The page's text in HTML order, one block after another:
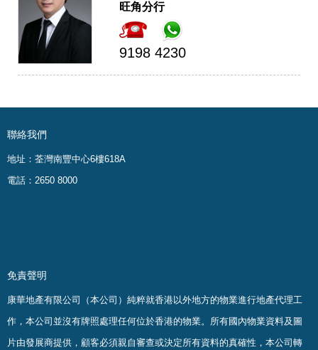
旺角分行
9198 4230
聯絡我們
地址：荃灣南豐中心6樓618A
電話：2650 8000
免責聲明
康華地產有限公司（本公司）純粹就香港以外地方的物業進行地產代理工
作，本公司並沒有牌照處理任何位於香港的物業。 所有國內物業資料及圖
片由發展商提供，顧客必須親自審查或決定所有資料的真確性 ， 本公司轉